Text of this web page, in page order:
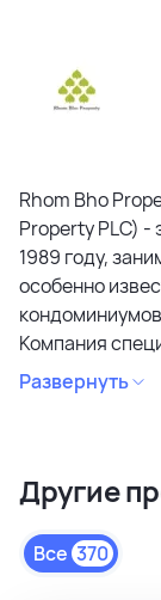
Rhom Bho
Property PLC) -
1989 году,
особенно
Компания
особое
коммерческих
высокого
премиального
застройки как
Развернуть
Другие
Все 370